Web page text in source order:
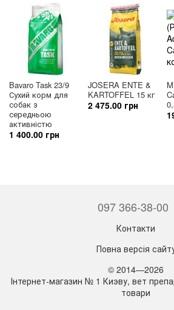
Bavaro Task 23/9
Сухий корм для
собак з
середньою
активністю
1 400.00 грн
JOSERA ENTE &
KARTOFFEL 15 кг
2 475.00 грн
097 366-38-00
Контакти
Повна версія
© 2014—2026
Інтернет-магазин № 1 Киэву, вет
товари